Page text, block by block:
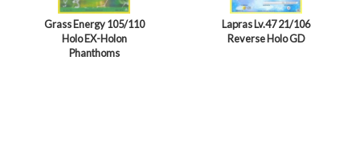
Grass Energy 105/110
Holo EX-Holon
Phanthoms
Lapras Lv.47 21/106
Reverse Holo GD